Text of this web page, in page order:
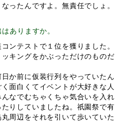
ったんですよ。無責任でしょ。
ありますか。
ンテストで１位を獲りました。
キングをかぶっただけのものだ
か前に仮装行列をやっていたん
面白くてイベントが大好きな人
なでむちゃくちゃ気合いを入れ
りしていましたね。祇園祭で有
周辺をそれを引いて歩いていた